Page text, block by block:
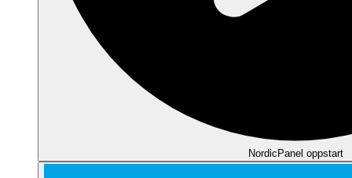
NordicPanel oppstart